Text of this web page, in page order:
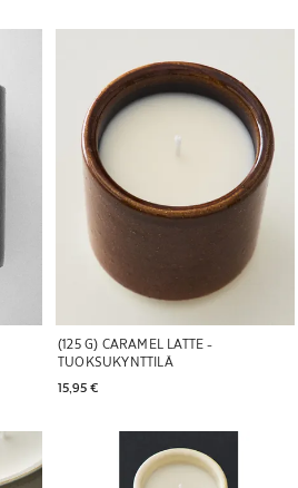
(125 G) CARAMEL LATTE -
TUOKSUKYNTTILÄ
15,95 €
Kuva vaihdettu kohtaan 1 5